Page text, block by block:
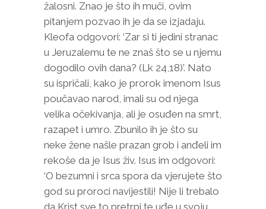
žalosni. Znao je što ih muči, ovim
pitanjem pozvao ih je da se izjadaju.
Kleofa odgovori: ‘Zar si ti jedini stranac
u Jeruzalemu te ne znaš što se u njemu
dogodilo ovih dana? (Lk 24,18)’. Nato
su ispričali, kako je prorok imenom Isus
poučavao narod, imali su od njega
velika očekivanja, ali je osuđen na smrt,
razapet i umro. Zbunilo ih je što su
neke žene našle prazan grob i anđeli im
rekoše da je Isus živ. Isus im odgovori:
‘O bezumni i srca spora da vjerujete što
god su proroci navijestili! Nije li trebalo
da Krist sve to pretrpi te uđe u svoju